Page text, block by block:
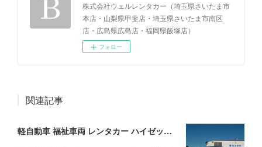
株式会社ウェルレンタカー（埼玉県さいたま市
本店・山梨県甲斐店・埼玉県さいたま市南区
店・広島県広島店・福岡県飯塚店）
フォロー
関連記事
軽自動車 福祉車両 レンタカー ハイゼット 茨城県N法人様ご利用事例(2026.08.07)